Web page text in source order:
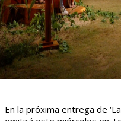
En la próxima entrega de